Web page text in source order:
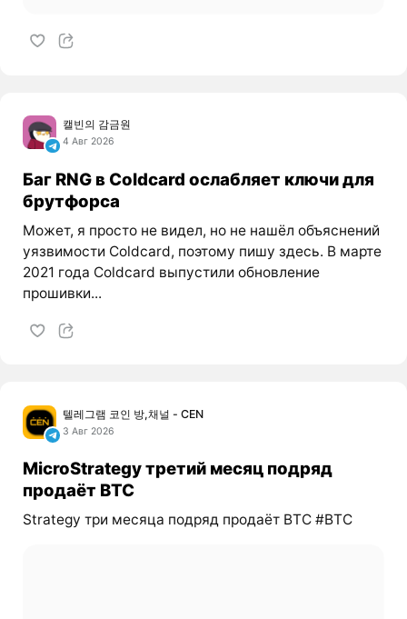
캘빈의 감금원
4 Авг 2026
Баг RNG в Coldcard ослабляет ключи для
брутфорса
Может, я просто не видел, но не нашёл объяснений
уязвимости Coldcard, поэтому пишу здесь. В марте
2021 года Coldcard выпустили обновление
прошивки...
텔레그램 코인 방,채널 - CEN
3 Авг 2026
MicroStrategy третий месяц подряд
продаёт BTC
Strategy три месяца подряд продаёт BTC #BTC